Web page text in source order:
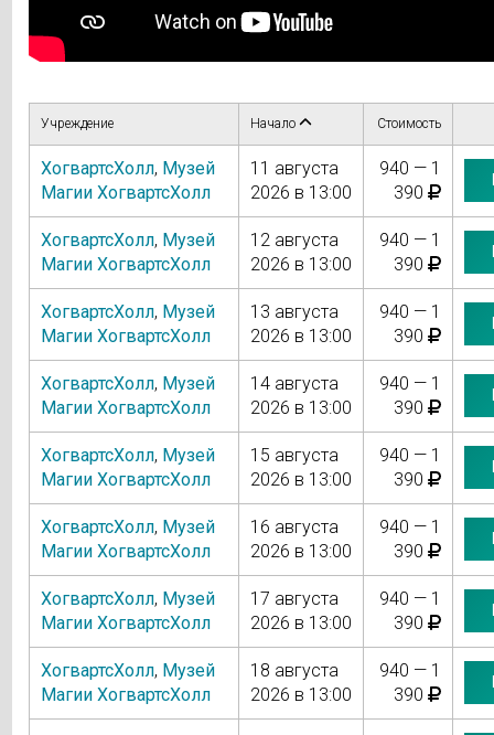
Учреждение Начало Стоимость
ХогвартсХолл, Музей
Магии ХогвартсХолл
11 августа
2026 в 13:00
940 — 1
390
ХогвартсХолл, Музей
Магии ХогвартсХолл
12 августа
2026 в 13:00
940 — 1
390
ХогвартсХолл, Музей
Магии ХогвартсХолл
13 августа
2026 в 13:00
940 — 1
390
ХогвартсХолл, Музей
Магии ХогвартсХолл
14 августа
2026 в 13:00
940 — 1
390
ХогвартсХолл, Музей
Магии ХогвартсХолл
15 августа
2026 в 13:00
940 — 1
390
ХогвартсХолл, Музей
Магии ХогвартсХолл
16 августа
2026 в 13:00
940 — 1
390
ХогвартсХолл, Музей
Магии ХогвартсХолл
17 августа
2026 в 13:00
940 — 1
390
ХогвартсХолл, Музей
Магии ХогвартсХолл
18 августа
2026 в 13:00
940 — 1
390